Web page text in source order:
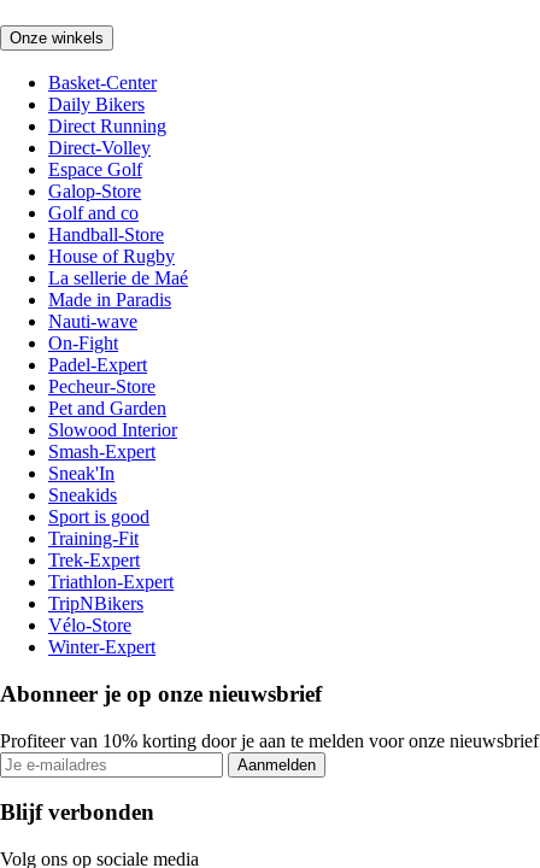
Onze winkels
Basket-Center
Daily Bikers
Direct Running
Direct-Volley
Espace Golf
Galop-Store
Golf and co
Handball-Store
House of Rugby
La sellerie de Maé
Made in Paradis
Nauti-wave
On-Fight
Padel-Expert
Pecheur-Store
Pet and Garden
Slowood Interior
Smash-Expert
Sneak'In
Sneakids
Sport is good
Training-Fit
Trek-Expert
Triathlon-Expert
TripNBikers
Vélo-Store
Winter-Expert
Abonneer je op onze nieuwsbrief
Profiteer van 10% korting door je aan te melden voor onze nieuwsbrief
Aanmelden
Blijf verbonden
Volg ons op sociale media